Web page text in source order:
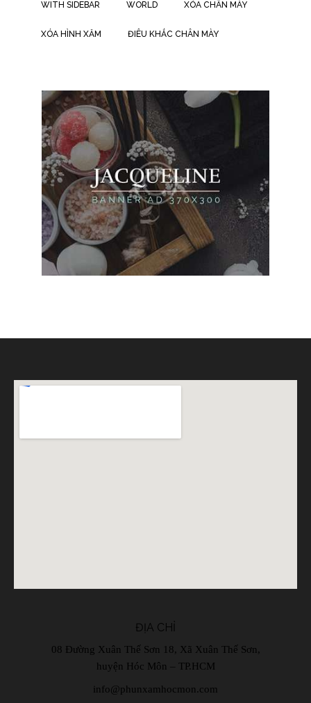
WITH SIDEBAR WORLD XÓA CHÂN MÀY
XÓA HÌNH XĂM ĐIÊU KHẮC CHÂN MÀY
ĐỊA CHỈ
08 Đường Xuân Thế Sơn 18, Xã Xuân Thế Sơn,
huyện Hóc Môn – TP.HCM
info@phunxamhocmon.com